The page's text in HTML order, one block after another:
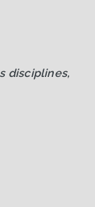
disciplines,